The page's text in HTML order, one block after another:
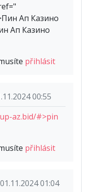
Ап Казино
Ап Казино
přihlásit
00:55
az.bid/#>pin
přihlásit
01:04